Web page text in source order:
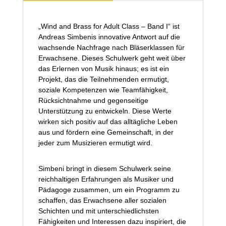
Band
Menge
„Wind and Brass for Adult Class – Band I“ ist
Andreas Simbenis innovative Antwort auf die
wachsende Nachfrage nach Bläserklassen für
Erwachsene. Dieses Schulwerk geht weit über
das Erlernen von Musik hinaus; es ist ein
Projekt, das die Teilnehmenden ermutigt,
soziale Kompetenzen wie Teamfähigkeit,
Rücksichtnahme und gegenseitige
Unterstützung zu entwickeln. Diese Werte
wirken sich positiv auf das alltägliche Leben
aus und fördern eine Gemeinschaft, in der
jeder zum Musizieren ermutigt wird.
Simbeni bringt in diesem Schulwerk seine
reichhaltigen Erfahrungen als Musiker und
Pädagoge zusammen, um ein Programm zu
schaffen, das Erwachsene aller sozialen
Schichten und mit unterschiedlichsten
Fähigkeiten und Interessen dazu inspiriert, die